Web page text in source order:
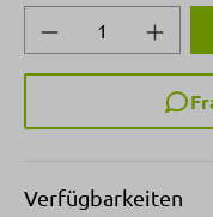
Produkt
Verfügbarkeiten